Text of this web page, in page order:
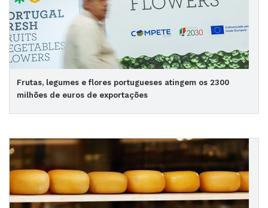
Frutas, legumes e flores portugueses atingem os 2300
milhões de euros de exportações